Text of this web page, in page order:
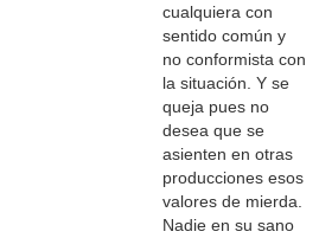
cualquiera con
sentido común y
no conformista con
la situación. Y se
queja pues no
desea que se
asienten en otras
producciones esos
valores de mierda.
Nadie en su sano